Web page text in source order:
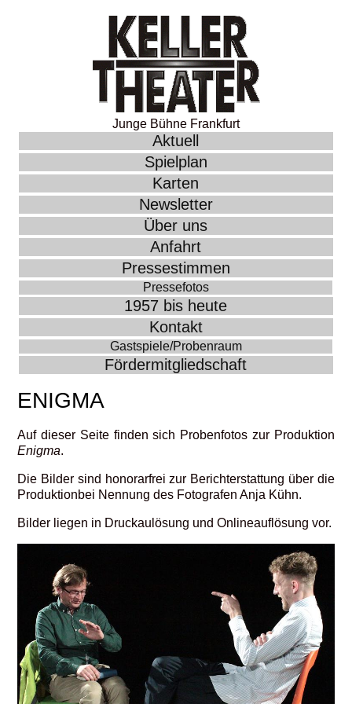
Junge Bühne Frankfurt
Aktuell
Spielplan
Karten
Newsletter
Über uns
Anfahrt
Pressestimmen
Pressefotos
1957 bis heute
Kontakt
Gastspiele/Probenraum
Fördermitgliedschaft
ENIGMA
Auf dieser Seite finden sich Probenfotos zur Produktion
Enigma.
Die Bilder sind honorarfrei zur Berichterstattung über die
Produktionbei Nennung des Fotografen Anja Kühn.
Bilder liegen in Druckaulösung und Onlineauflösung vor.